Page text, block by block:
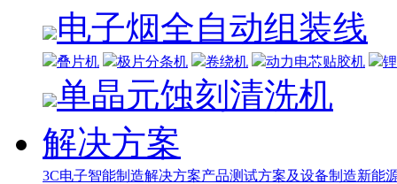
电子烟全自动组装线
叠片机 极片分条机 卷绕机 动力电芯贴胶机
单晶元蚀刻清洗机
解决方案
3C电子智能制造解决方案产品测试方案及设备制造新能